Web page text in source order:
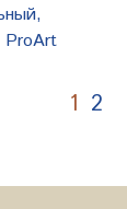
ProArt
1 2